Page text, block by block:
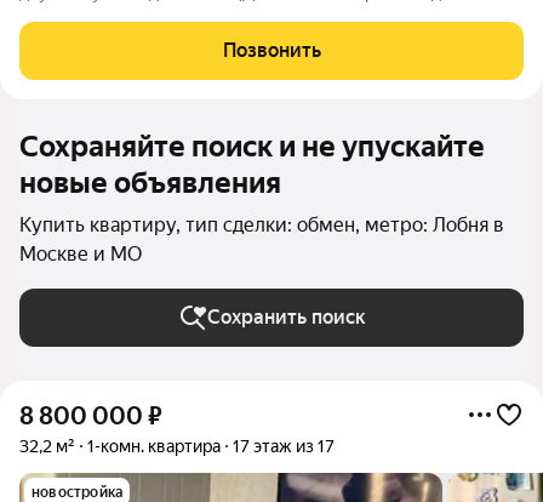
России, банка и WB, 2 минуты до магазинов, аптек и остановок
общественного
Позвонить
Сохраняйте поиск и не упускайте
новые объявления
Купить квартиру, тип сделки: обмен, метро: Лобня в
Москве и МО
Сохранить поиск
8 800 000 ₽
32,2 м² 1-комн. квартира 17 этаж из 17
новостройка